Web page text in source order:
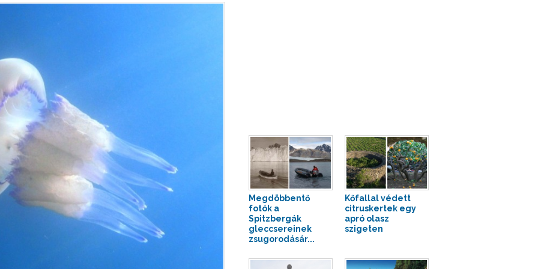
Megdöbbentő
fotók a
Spitzbergák
gleccsereinek
zsugorodásár...
Kőfallal védett
citruskertek egy
apró olasz
szigeten